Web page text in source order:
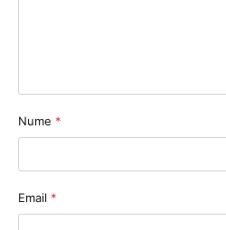
Nume *
Email *